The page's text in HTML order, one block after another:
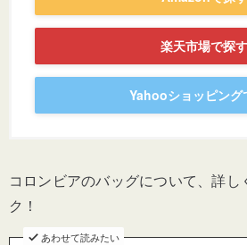
楽天市場で探す
Yahooショッピング
コロンビアのバッグについて、詳し
ク！
あわせて読みたい